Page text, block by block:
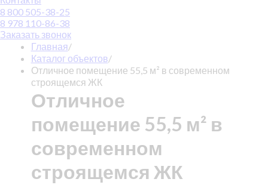
8 800 505-38-25
8 978 110-86-38
Заказать звонок
Главная/
Каталог объектов/
Отличное помещение 55,5 м² в современном
строящемся ЖК
Отличное
помещение 55,5 м² в
современном
строящемся ЖК